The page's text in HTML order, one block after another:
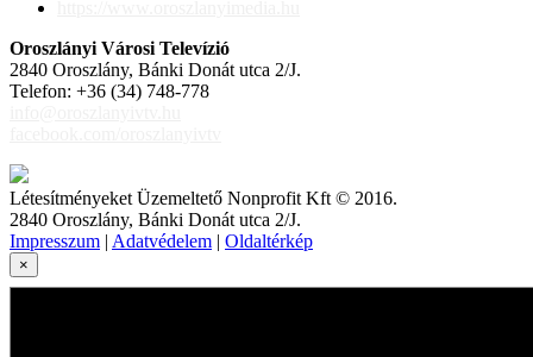
Oroszlányi Városi Televízió
2840 Oroszlány, Bánki Donát utca 2/J.
Telefon: +36 (34) 748-778
Létesítményeket Üzemeltető Nonprofit Kft © 2016.
2840 Oroszlány, Bánki Donát utca 2/J.
Impresszum | Adatvédelem | Oldaltérkép
×